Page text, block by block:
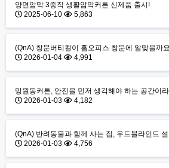
양면암막 3중직 생활암막커튼 신제품 출시!
2025-06-10
5,863
(QnA) 창문버티컬이 홈오피스 창문에 알맞을까
2026-01-04
4,991
망원동커튼, 안전을 먼저 생각해야 하는 공간이
2026-01-03
4,182
(QnA) 반려동물과 함께 사는 집, 우드블라인드
2026-01-03
4,756